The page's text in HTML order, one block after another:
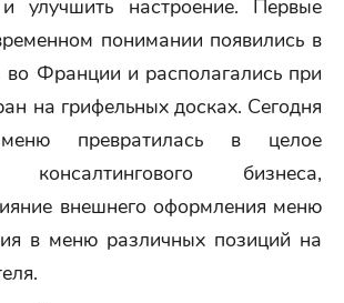
улучшить настроение. Первые
понимании появились в
во Франции и располагались при
на грифельных досках. Сегодня
меню превратилась в целое
консалтингового бизнеса,
внешнего оформления меню
в меню различных позиций на